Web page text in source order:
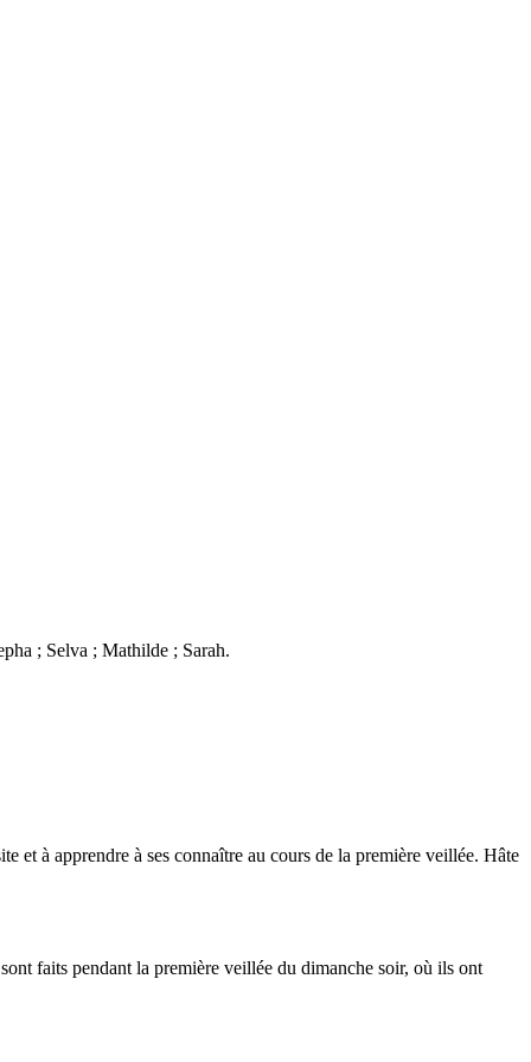
; Selva ; Mathilde ; Sarah.
et à apprendre à ses connaître au cours de la première veillée. Hâte
faits pendant la première veillée du dimanche soir, où ils ont